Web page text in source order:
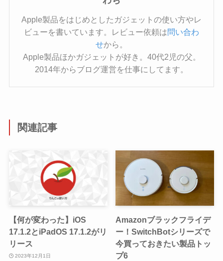
Apple製品をはじめとしたガジェットの使い方やレ
ビューを書いています。レビュー依頼は問い合わ
せから。
Apple製品ほかガジェットが好き。40代2児の父。
2014年からブログ運営を仕事にしてます。
関連記事
【何が変わった】iOS
17.1.2とiPadOS 17.1.2がリ
リース
2023年12月1日
Amazonブラックフライデ
ー！SwitchBotシリーズで
今買っておきたい製品トッ
プ6